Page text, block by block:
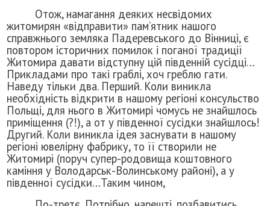
Отож, намагання деяких несвідомих
житомирян «відправити» пам’ятник нашого
справжнього земляка Падеревського до Вінниці, є
повтором історичних помилок і поганої традиції
Житомира давати відступну цій південній сусідці…
Прикладами про такі граблі, хоч греблю гати.
Наведу тільки два. Перший. Коли виникла
необхідність відкрити в нашому регіоні консульство
Польщі, для нього в Житомирі чомусь не знайшлось
приміщення (?!), а от у південної сусідки знайшлось!
Другий. Коли виникла ідея заснувати в нашому
регіоні ювелірну фабрику, то її створили не
Житомирі (поруч супер-родовища коштовного
каміння у Володарськ-Волинському районі), а у
південної сусідки…Таким чином,